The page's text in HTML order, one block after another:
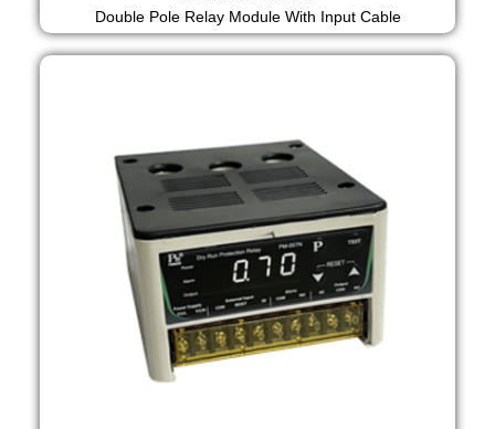
Double Pole Relay Module With Input Cable